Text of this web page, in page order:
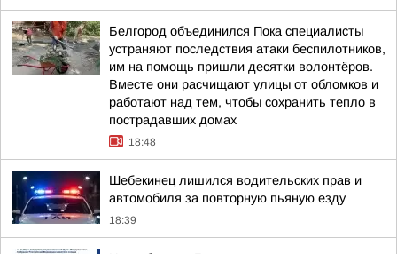
Белгород объединился Пока специалисты
устраняют последствия атаки беспилотников,
им на помощь пришли десятки волонтёров.
Вместе они расчищают улицы от обломков и
работают над тем, чтобы сохранить тепло в
пострадавших домах
18:48
Шебекинец лишился водительских прав и
автомобиля за повторную пьяную езду
18:39